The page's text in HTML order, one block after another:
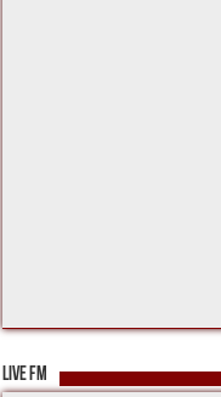
LIVE FM